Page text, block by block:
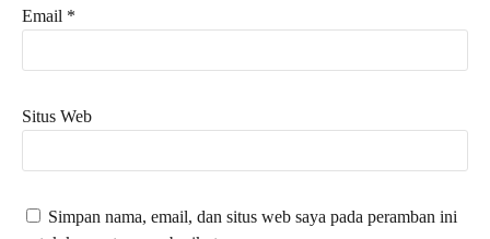
Email *
Situs Web
Simpan nama, email, dan situs web saya pada peramban ini